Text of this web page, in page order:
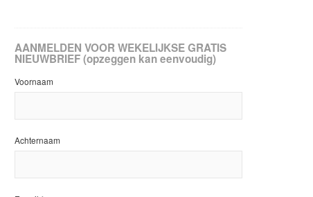
AANMELDEN VOOR WEKELIJKSE GRATIS
NIEUWBRIEF (opzeggen kan eenvoudig)
Voornaam
Achternaam